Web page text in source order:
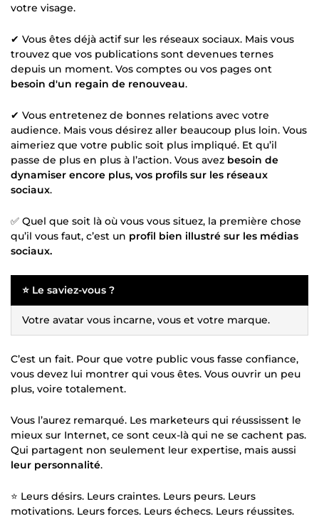
votre visage.
✔ Vous êtes déjà actif sur les réseaux sociaux. Mais vous
trouvez que vos publications sont devenues ternes
depuis un moment. Vos comptes ou vos pages ont
besoin d'un regain de renouveau.
✔ Vous entretenez de bonnes relations avec votre
audience. Mais vous désirez aller beaucoup plus loin. Vous
aimeriez que votre public soit plus impliqué. Et qu’il
passe de plus en plus à l’action. Vous avez besoin de
dynamiser encore plus, vos profils sur les réseaux
sociaux.
✅ Quel que soit là où vous vous situez, la première chose
qu’il vous faut, c’est un profil bien illustré sur les médias
sociaux.
⭐ Le saviez-vous ?
Votre avatar vous incarne, vous et votre marque.
C’est un fait. Pour que votre public vous fasse confiance,
vous devez lui montrer qui vous êtes. Vous ouvrir un peu
plus, voire totalement.
Vous l’aurez remarqué. Les marketeurs qui réussissent le
mieux sur Internet, ce sont ceux-là qui ne se cachent pas.
Qui partagent non seulement leur expertise, mais aussi
leur personnalité.
⭐ Leurs désirs. Leurs craintes. Leurs peurs. Leurs
motivations. Leurs forces. Leurs échecs. Leurs réussites.